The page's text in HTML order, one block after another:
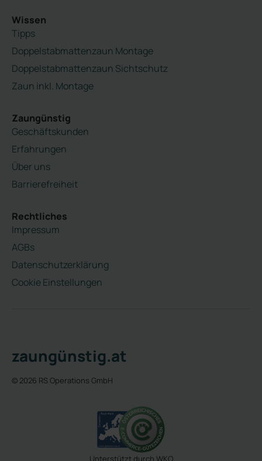
Wissen
Tipps
Doppelstabmattenzaun Montage
Doppelstabmattenzaun Sichtschutz
Zaun inkl. Montage
Zaungünstig
Geschäftskunden
Erfahrungen
Über uns
Barrierefreiheit
Rechtliches
Impressum
AGBs
Datenschutzerklärung
Cookie Einstellungen
zaungünstig.at
© 2026 RS Operations GmbH
Unterstützt durch WKO